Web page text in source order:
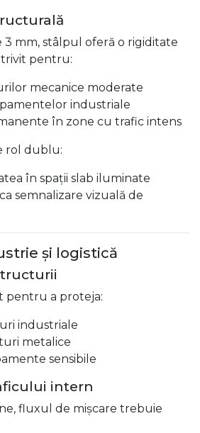
3 mm, stâlpul oferă o rigiditate
pentru:
mecanice moderate
industriale
în zone cu trafic intens
rol dublu:
în spații slab iluminate
semnalizare vizuală de
și logistică
pentru a proteja:
industriale
metalice
sensibile
intern
fluxul de mișcare trebuie